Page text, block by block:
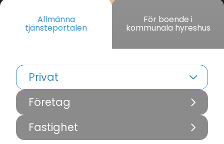
Allmänna
tjänsteportalen
För boende i
kommunala hyreshus
Privat
Företag
Fastighet